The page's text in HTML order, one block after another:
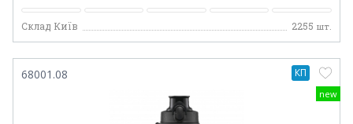
Склад Київ 2255 шт.
new
68001.08 КП